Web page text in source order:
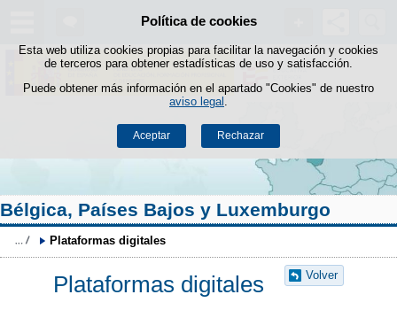
Política de cookies
Esta web utiliza cookies propias para facilitar la navegación y cookies
de terceros para obtener estadísticas de uso y satisfacción.
Puede obtener más información en el apartado "Cookies" de nuestro
aviso legal
Aceptar Rechazar
Saltar al contenido
Bélgica, Países Bajos y Luxemburgo
Plataformas digitales
Volver
Plataformas digitales